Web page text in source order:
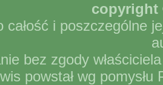
copyright
całość i poszczególne
bez zgody
powstał wg